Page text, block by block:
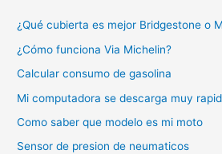
¿Qué cubierta es mejor Bridgestone o
¿Cómo funciona Via Michelin?
Calcular consumo de gasolina
Mi computadora se descarga muy
Como saber que modelo es mi moto
Sensor de presion de neumaticos